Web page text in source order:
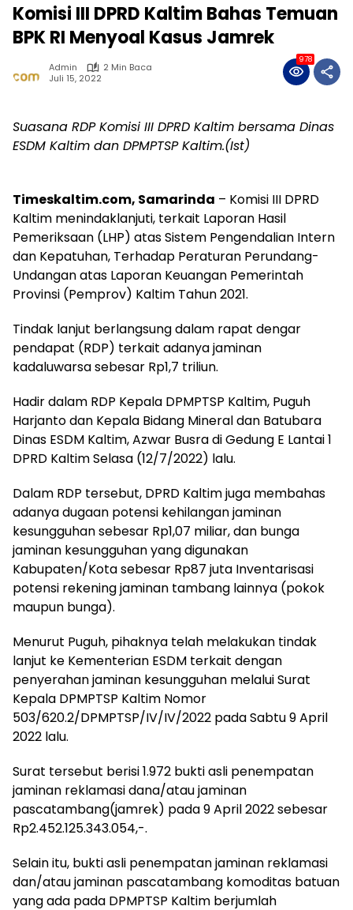
Komisi III DPRD Kaltim Bahas Temuan
BPK RI Menyoal Kasus Jamrek
Admin
2 Min Baca
Juli 15, 2022
978
Suasana RDP Komisi III DPRD Kaltim bersama Dinas
ESDM Kaltim dan DPMPTSP Kaltim.(Ist)
Timeskaltim.com, Samarinda – Komisi III DPRD
Kaltim menindaklanjuti, terkait Laporan Hasil
Pemeriksaan (LHP) atas Sistem Pengendalian Intern
dan Kepatuhan, Terhadap Peraturan Perundang-
Undangan atas Laporan Keuangan Pemerintah
Provinsi (Pemprov) Kaltim Tahun 2021.
Tindak lanjut berlangsung dalam rapat dengar
pendapat (RDP) terkait adanya jaminan
kadaluwarsa sebesar Rp1,7 triliun.
Hadir dalam RDP Kepala DPMPTSP Kaltim, Puguh
Harjanto dan Kepala Bidang Mineral dan Batubara
Dinas ESDM Kaltim, Azwar Busra di Gedung E Lantai 1
DPRD Kaltim Selasa (12/7/2022) lalu.
Dalam RDP tersebut, DPRD Kaltim juga membahas
adanya dugaan potensi kehilangan jaminan
kesungguhan sebesar Rp1,07 miliar, dan bunga
jaminan kesungguhan yang digunakan
Kabupaten/Kota sebesar Rp87 juta Inventarisasi
potensi rekening jaminan tambang lainnya (pokok
maupun bunga).
Menurut Puguh, pihaknya telah melakukan tindak
lanjut ke Kementerian ESDM terkait dengan
penyerahan jaminan kesungguhan melalui Surat
Kepala DPMPTSP Kaltim Nomor
503/620.2/DPMPTSP/IV/IV/2022 pada Sabtu 9 April
2022 lalu.
Surat tersebut berisi 1.972 bukti asli penempatan
jaminan reklamasi dana/atau jaminan
pascatambang(jamrek) pada 9 April 2022 sebesar
Rp2.452.125.343.054,-.
Selain itu, bukti asli penempatan jaminan reklamasi
dan/atau jaminan pascatambang komoditas batuan
yang ada pada DPMPTSP Kaltim berjumlah